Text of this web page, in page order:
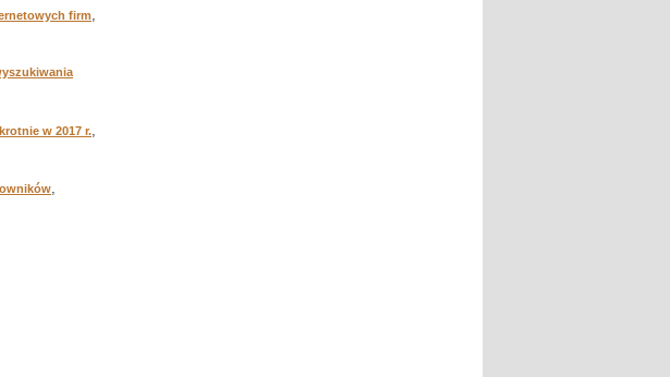
firm,
w 2017 r.,
,